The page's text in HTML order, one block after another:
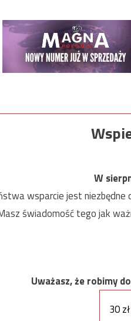
W
wsparcie jest niezbędne
świadomość tego jak
Uważasz, że robimy
30 zł